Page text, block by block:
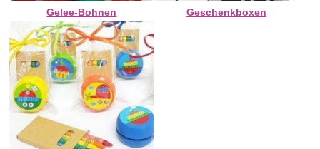
Gelee-Bohnen Geschenkboxen